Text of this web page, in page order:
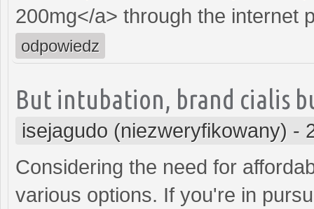
200mg</a> through the internet
odpowiedz
But intubation, brand cialis
isejagudo (niezweryfikowany) -
Considering the need for
various options. If you're in